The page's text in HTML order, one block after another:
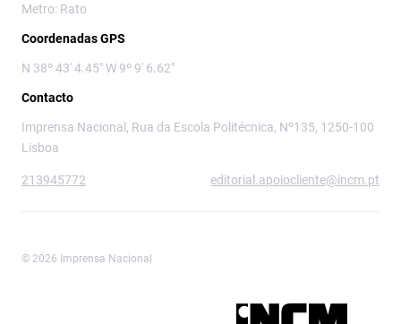
Metro: Rato
Coordenadas GPS
N 38º 43' 4.45" W 9º 9' 6.62"
Contacto
Imprensa Nacional, Rua da Escola Politécnica, Nº135, 1250-100
Lisboa
213945772 editorial.apoiocliente@incm.pt
© 2026 Imprensa Nacional